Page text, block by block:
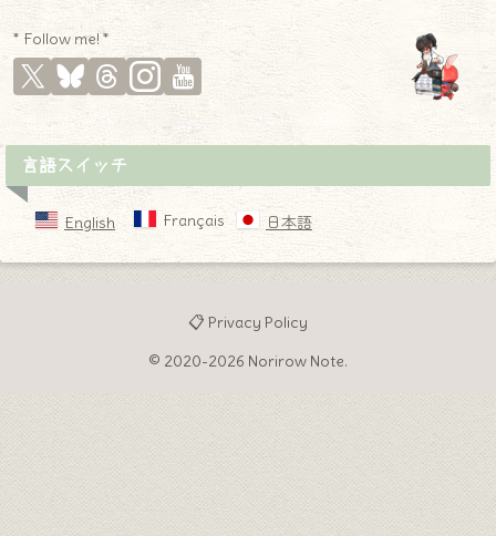
* Follow me! *
言語スイッチ
English Français 日本語
📋 Privacy Policy
© 2020-2026 Norirow Note.